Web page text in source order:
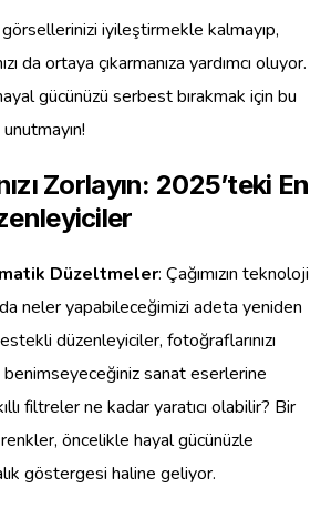
iyileştirmekle kalmayıp,
da ortaya çıkarmanıza yardımcı oluyor.
gücünüzü serbest bırakmak için bu
Zorlayın: 2025’teki En
Düzeltmeler: Çağımızın teknoloji
neler yapabileceğimizi adeta yeniden
düzenleyiciler, fotoğraflarınızı
sanat eserlerine
filtreler ne kadar yaratıcı olabilir? Bir
öncelikle hayal gücünüzle
göstergesi haline geliyor.